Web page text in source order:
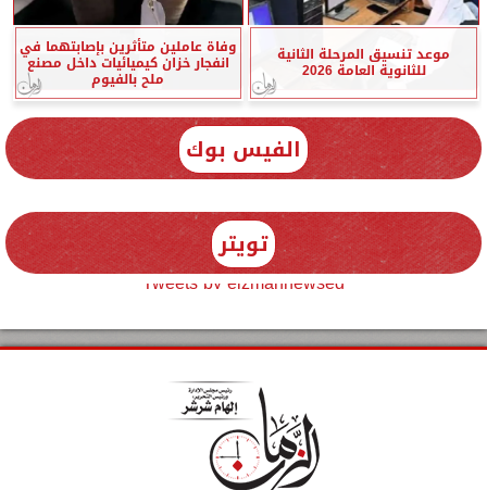
موعد تنسيق المرحلة الثانية
للثانوية العامة 2026
وفاة عاملين متأثرين بإصابتهما في
انفجار خزان كيميائيات داخل مصنع
ملح بالفيوم
الفيس بوك
تويتر
Tweets by elzmannewseg